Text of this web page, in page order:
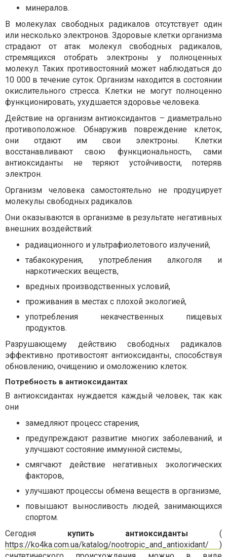
минералов.
В молекулах свободных радикалов отсутствует один
или несколько электронов. Здоровые клетки организма
страдают от атак молекул свободных радикалов,
стремящихся отобрать электроны у полноценных
молекул. Таких противостояний может наблюдаться до
10 000 в течение суток. Организм находится в состоянии
окислительного стресса. Клетки не могут полноценно
функционировать, ухудшается здоровье человека.
Действие на организм антиоксидантов – диаметрально
противоположное. Обнаружив повреждение клеток,
они отдают им свои электроны. Клетки
восстанавливают свою функциональность, сами
антиоксиданты не теряют устойчивости, потеряв
электрон.
Организм человека самостоятельно не продуцирует
молекулы свободных радикалов.
Они оказываются в организме в результате негативных
внешних воздействий:
радиационного и ультрафиолетового излучений,
табакокурения, употребления алкоголя и
наркотических веществ,
вредных производственных условий,
проживания в местах с плохой экологией,
употребления некачественных пищевых
продуктов.
Разрушающему действию свободных радикалов
эффективно противостоят антиоксиданты, способствуя
обновлению, очищению и омоложению клеток.
Потребность в антиоксидантах
В антиоксидантах нуждается каждый человек, так как
они
замедляют процесс старения,
предупреждают развитие многих заболеваний, и
улучшают состояние иммунной системы,
смягчают действие негативных экологических
факторов,
улучшают процессы обмена веществ в организме,
повышают выносливость людей, занимающихся
спортом.
Сегодня купить антиоксиданты (
https://ko4ka.com.ua/katalog/nootropic_and_antioxidant/ )